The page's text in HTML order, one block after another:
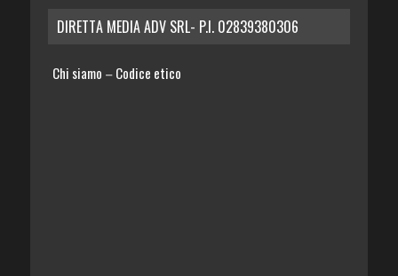
DIRETTA MEDIA ADV SRL- P.I. 02839380306
Chi siamo – Codice etico